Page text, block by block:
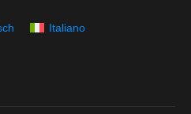
Italiano